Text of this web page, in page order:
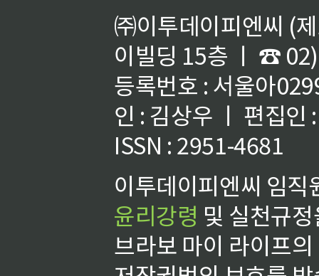
㈜이투데이피엔씨 (
이빌딩 15층 ㅣ ☎
등록번호 : 서울아
인 : 김상우 ㅣ 편집인
ISSN : 2951-4681
이투데이피엔씨 임
윤리강령 및 실천규
브라보 마이 라이프